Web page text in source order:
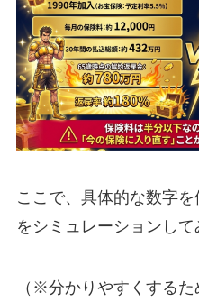
ここで、具体的な数字
をシミュレーションして
（※分かりやすくするた